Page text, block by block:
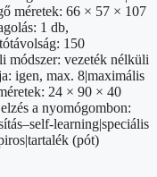
méretek: 66 × 57 × 107
1 db,
150
módszer: vezeték nélküli
igen, max. 8|maximális
24 × 90 × 40
a nyomógombon:
learning|speciális
(pót)